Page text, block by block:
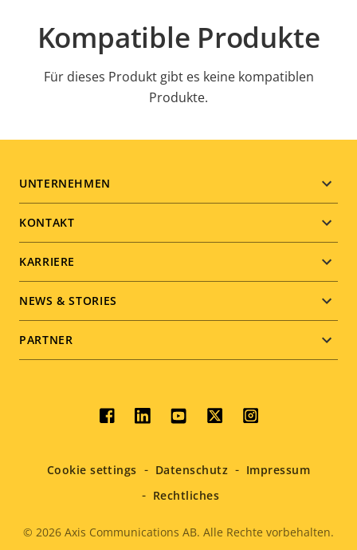
Kompatible Produkte
Für dieses Produkt gibt es keine kompatiblen
Produkte.
Footer
menu
UNTERNEHMEN
KONTAKT
KARRIERE
NEWS & STORIES
PARTNER
Social
menu
© 2026 Axis Communications AB. Alle Rechte vorbehalten.
Cookie settings Datenschutz
Impressum
Rechtliches